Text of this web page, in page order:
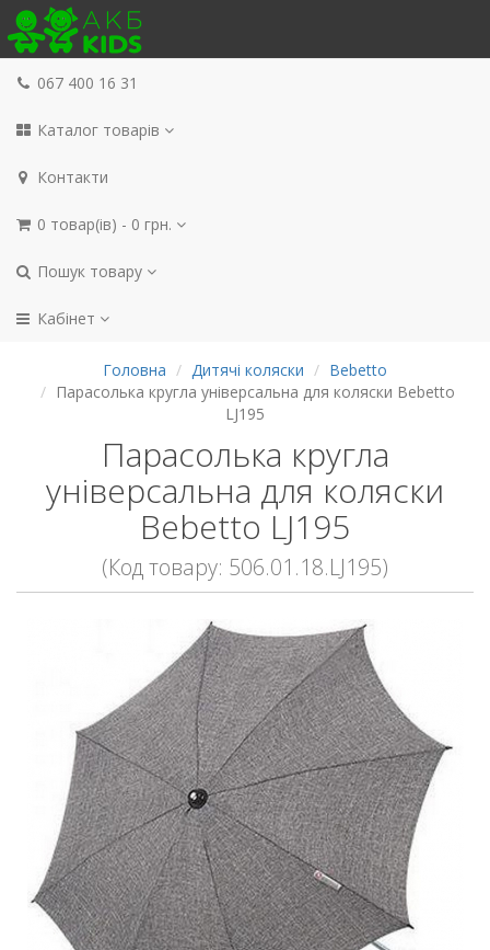
067 400 16 31
Каталог товарів
Контакти
0 товар(ів) - 0 грн.
Пошук товару
Кабінет
Головна Дитячі коляски
Bebetto
Парасолька кругла універсальна для коляски Bebetto
LJ195
Парасолька кругла
універсальна для коляски
Bebetto LJ195
(Код товару: 506.01.18.LJ195)